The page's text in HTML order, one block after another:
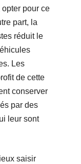
pour ce
part, la
réduit le
Les
de cette
conserver
par des
leur sont
saisir